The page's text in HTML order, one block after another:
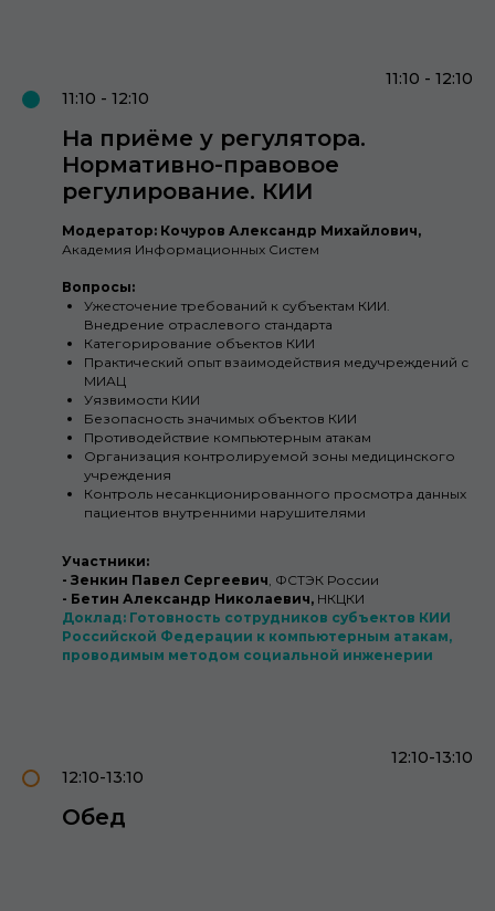
11:10 - 12:10
11:10 - 12:10
На приёме у регулятора.
Нормативно-правовое
регулирование. КИИ
Модератор: Кочуров Александр Михайлович,
Академия Информационных Систем
Вопросы:
Ужесточение требований к субъектам КИИ.
Внедрение отраслевого стандарта
Категорирование объектов КИИ
Практический опыт взаимодействия медучреждений с
МИАЦ
Уязвимости КИИ
Безопасность значимых объектов КИИ
Противодействие компьютерным атакам
Организация контролируемой зоны медицинского
учреждения
Контроль несанкционированного просмотра данных
пациентов внутренними нарушителями
Участники:
- Зенкин Павел Сергеевич , ФСТЭК России
- Бетин Александр Николаевич, НКЦКИ
Доклад: Готовность сотрудников субъектов КИИ
Российской Федерации к компьютерным атакам,
проводимым методом социальной инженерии
12:10-13:10
12:10-13:10
Обед